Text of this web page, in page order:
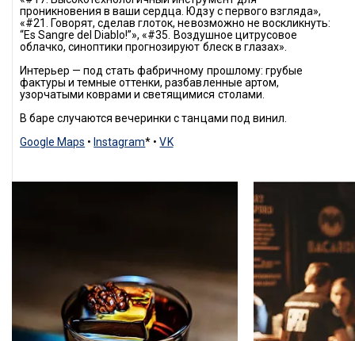
проникновения в ваши сердца. Юдзу с первого взгляда»,
«#21. Говорят, сделав глоток, невозможно не воскликнуть:
“Es Sangre del Diablo!”», «#35. Воздушное цитрусовое
облачко, синоптики прогнозируют блеск в глазах».
Интерьер — под стать фабричному прошлому: грубые
фактуры и темные оттенки, разбавленные артом,
узорчатыми коврами и светящимися столами.
В баре случаются вечеринки с танцами под винил.
Google Maps • Instagram* • VK